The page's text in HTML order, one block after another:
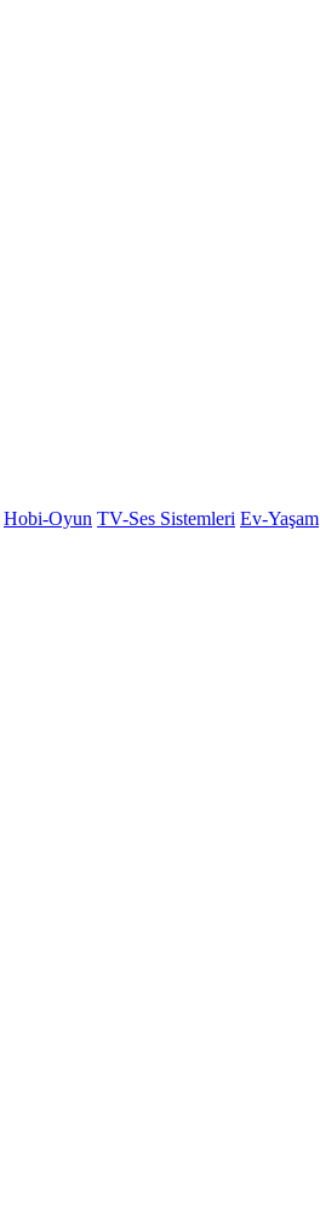
Hobi-Oyun TV-Ses Sistemleri Ev-Yaşam